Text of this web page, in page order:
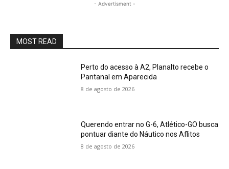
- Advertisment -
MOST READ
Perto do acesso à A2, Planalto recebe o
Pantanal em Aparecida
8 de agosto de 2026
Querendo entrar no G-6, Atlético-GO busca
pontuar diante do Náutico nos Aflitos
8 de agosto de 2026